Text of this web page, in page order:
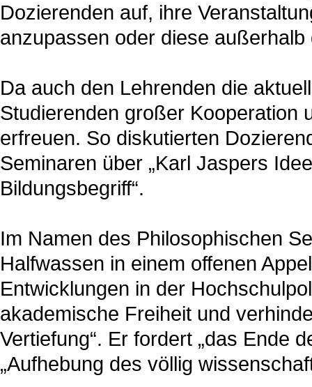
Dozierenden auf, ihre
anzupassen oder diese
Da auch den Lehrenden die
Studierenden großer Kooperation
erfreuen. So diskutierten
Seminaren über „Karl Jaspers
Bildungsbegriff“.
Im Namen des Philosophischen
Halfwassen in einem offenen
Entwicklungen in der
akademische Freiheit und
Vertiefung“. Er fordert „das Ende
„Aufhebung des völlig